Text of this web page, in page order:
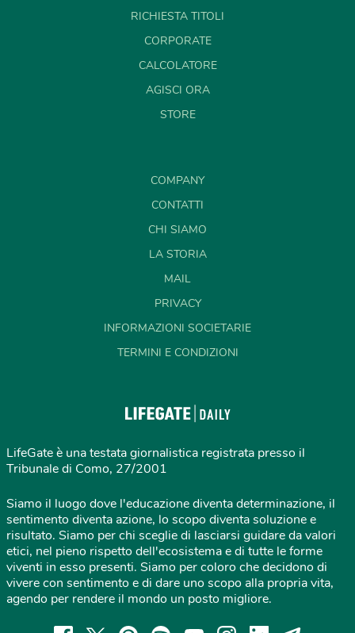
RICHIESTA TITOLI
CORPORATE
CALCOLATORE
AGISCI ORA
STORE
COMPANY
CONTATTI
CHI SIAMO
LA STORIA
MAIL
PRIVACY
INFORMAZIONI SOCIETARIE
TERMINI E CONDIZIONI
LifeGate è una testata giornalistica registrata presso il
Tribunale di Como, 27/2001
Siamo il luogo dove l'educazione diventa determinazione, il
sentimento diventa azione, lo scopo diventa soluzione e
risultato. Siamo per chi sceglie di lasciarsi guidare da valori
etici, nel pieno rispetto dell'ecosistema e di tutte le forme
viventi in esso presenti. Siamo per coloro che decidono di
vivere con sentimento e di dare uno scopo alla propria vita,
agendo per rendere il mondo un posto migliore.